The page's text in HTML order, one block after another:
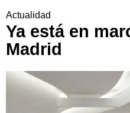
Actualidad
Ya está en
Madrid